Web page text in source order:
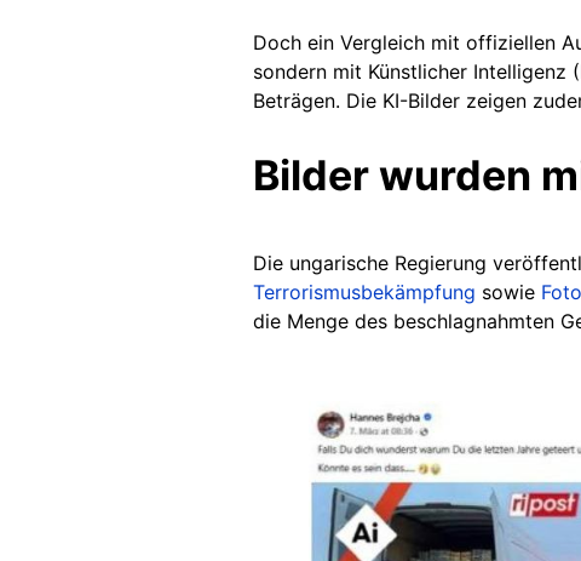
Doch ein Vergleich mit offiziellen
sondern mit Künstlicher Intelligenz
Beträgen. Die KI-Bilder zeigen
Bilder wurden
Die ungarische Regierung
Terrorismusbekämpfung sowie
die Menge des beschlagnahmten